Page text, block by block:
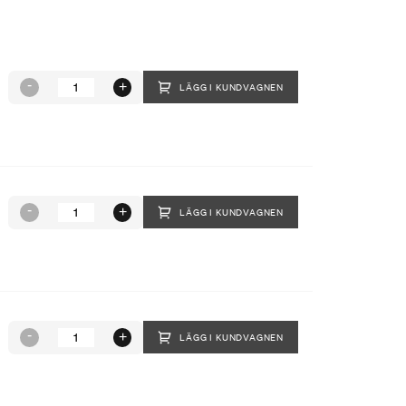
LÄGG I KUNDVAGNEN
LÄGG I KUNDVAGNEN
LÄGG I KUNDVAGNEN